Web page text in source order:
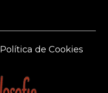
Política de Cookies